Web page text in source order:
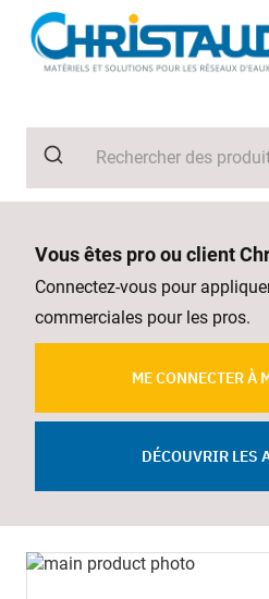
Vous êtes pro ou client
Connectez-vous pour
commerciales pour les pros.
ME CONNECTER À
DÉCOUVRIR LES
Skip